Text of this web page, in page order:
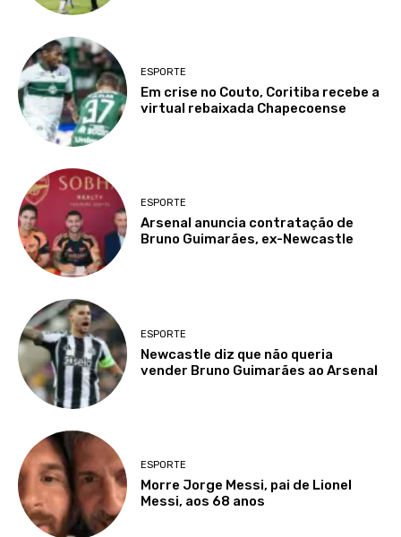
ESPORTE
Em crise no Couto, Coritiba recebe a
virtual rebaixada Chapecoense
ESPORTE
Arsenal anuncia contratação de
Bruno Guimarães, ex-Newcastle
ESPORTE
Newcastle diz que não queria
vender Bruno Guimarães ao Arsenal
ESPORTE
Morre Jorge Messi, pai de Lionel
Messi, aos 68 anos